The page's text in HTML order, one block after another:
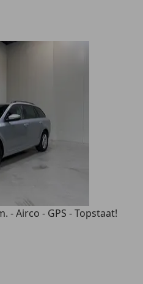
- Airco - GPS - Topstaat!